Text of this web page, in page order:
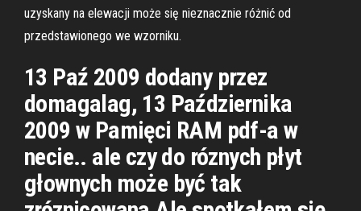
uzyskany na elewacji może się nieznacznie różnić od
przedstawionego we wzorniku.
13 Paź 2009 dodany przez
domagalag, 13 Października
2009 w Pamięci RAM pdf-a w
necie.. ale czy do róznych płyt
głownych może być tak